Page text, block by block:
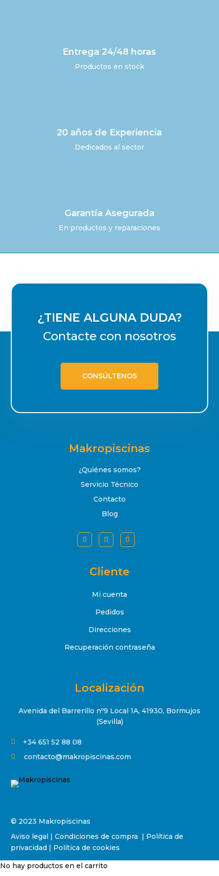
Entrega 24/48 horas
Productos en stock
20 años de Experiencia
Dedicados al sector
Garantía Asegurada
En productos y reparaciones
¿TIENE ALGUNA DUDA?
Contacte con nosotros
CONSÚLTENOS
Makropiscinas
¿Quiénes somos?
Servicio Técnico
Contacto
Blog
Cliente
Mi cuenta
Pedidos
Direcciones
Recuperación contraseña
Localización
Avenida del Barrerillo nº9 Local 1A, 41930, Bormujos
(Sevilla)
 +34 651 52 88 08
 contacto@makropiscinas.com
© 2023 Makropiscinas
Aviso legal
|Condiciones de compra
Política de
privacidad
Política de cookies
No hay productos en el carrito